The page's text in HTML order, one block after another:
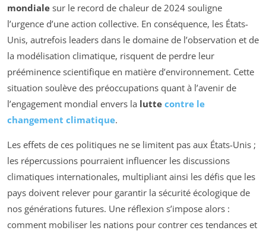
mondiale sur le record de chaleur de 2024 souligne
l’urgence d’une action collective. En conséquence, les États-
Unis, autrefois leaders dans le domaine de l’observation et de
la modélisation climatique, risquent de perdre leur
prééminence scientifique en matière d’environnement. Cette
situation soulève des préoccupations quant à l’avenir de
l’engagement mondial envers la lutte contre le
changement climatique.
Les effets de ces politiques ne se limitent pas aux États-Unis ;
les répercussions pourraient influencer les discussions
climatiques internationales, multipliant ainsi les défis que les
pays doivent relever pour garantir la sécurité écologique de
nos générations futures. Une réflexion s’impose alors :
comment mobiliser les nations pour contrer ces tendances et